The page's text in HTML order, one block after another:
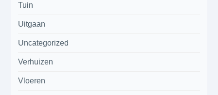
Tuin
Uitgaan
Uncategorized
Verhuizen
Vloeren